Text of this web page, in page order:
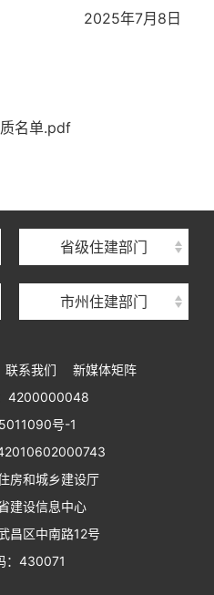
2025年7月 8 日
名单.pdf
省级住建部门
市州住建部门
联系我们
新媒体矩阵
4200000048
号-1
房和城乡建设厅
建设信息中心
昌区中南路12号
：430071